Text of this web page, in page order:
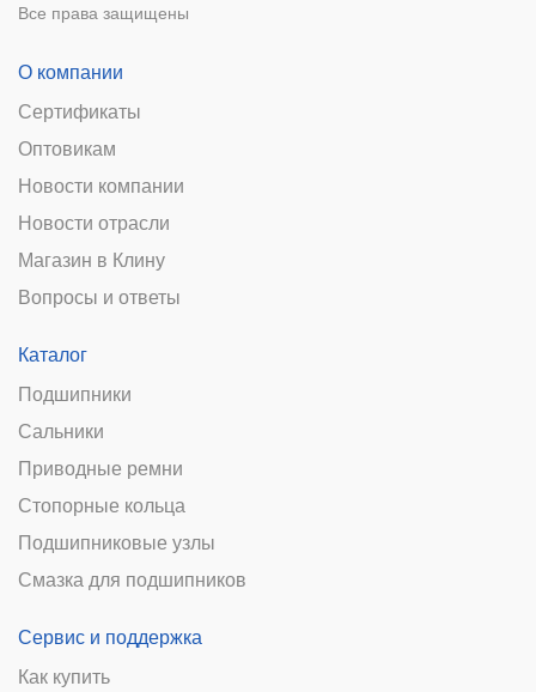
Все права защищены
О компании
Сертификаты
Оптовикам
Новости компании
Новости отрасли
Магазин в Клину
Вопросы и ответы
Каталог
Подшипники
Сальники
Приводные ремни
Стопорные кольца
Подшипниковые узлы
Смазка для подшипников
Сервис и поддержка
Как купить